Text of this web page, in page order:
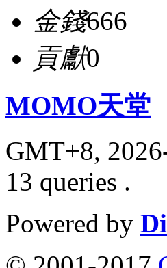
金錢666
貢獻0
MOMO天堂
GMT+8,
13 queries .
Powered by